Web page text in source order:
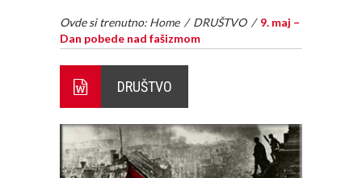
Ovde si trenutno: Home / DRUŠTVO / 9. maj –
Dan pobede nad fašizmom
DRUŠTVO